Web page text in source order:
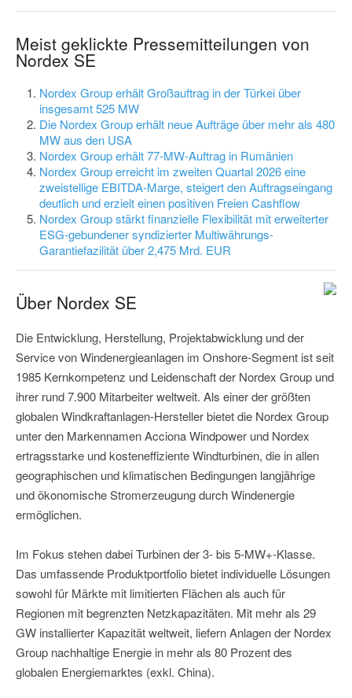
Meist geklickte Pressemitteilungen von
Nordex SE
Nordex Group erhält Großauftrag in der Türkei über
insgesamt 525 MW
Die Nordex Group erhält neue Aufträge über mehr als 480
MW aus den USA
Nordex Group erhält 77-MW-Auftrag in Rumänien
Nordex Group erreicht im zweiten Quartal 2026 eine
zweistellige EBITDA-Marge, steigert den Auftragseingang
deutlich und erzielt einen positiven Freien Cashflow
Nordex Group stärkt finanzielle Flexibilität mit erweiterter
ESG-gebundener syndizierter Multiwährungs-
Garantiefazilität über 2,475 Mrd. EUR
Über Nordex SE
Die Entwicklung, Herstellung, Projektabwicklung und der
Service von Windenergieanlagen im Onshore-Segment ist seit
1985 Kernkompetenz und Leidenschaft der Nordex Group und
ihrer rund 7.900 Mitarbeiter weltweit. Als einer der größten
globalen Windkraftanlagen-Hersteller bietet die Nordex Group
unter den Markennamen Acciona Windpower und Nordex
ertragsstarke und kosteneffiziente Windturbinen, die in allen
geographischen und klimatischen Bedingungen langjährige
und ökonomische Stromerzeugung durch Windenergie
ermöglichen.
Im Fokus stehen dabei Turbinen der 3- bis 5-MW+-Klasse.
Das umfassende Produktportfolio bietet individuelle Lösungen
sowohl für Märkte mit limitierten Flächen als auch für
Regionen mit begrenzten Netzkapazitäten. Mit mehr als 29
GW installierter Kapazität weltweit, liefern Anlagen der Nordex
Group nachhaltige Energie in mehr als 80 Prozent des
globalen Energiemarktes (exkl. China).